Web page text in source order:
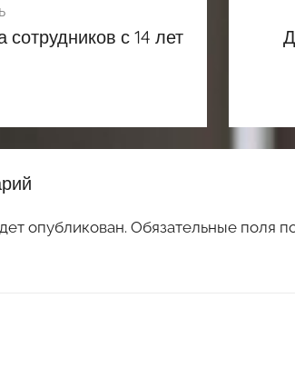
с 14 лет
опубликован. Обязательные поля